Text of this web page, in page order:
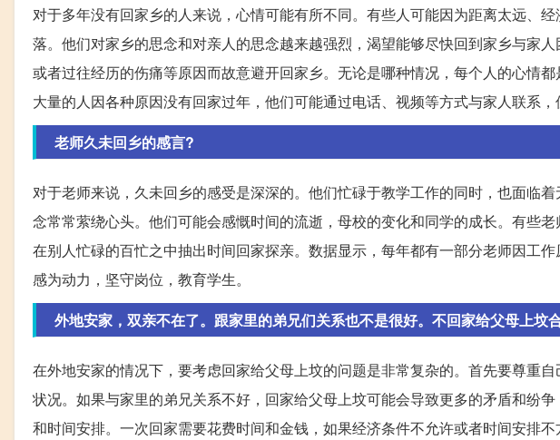
对于多年没有回家乡的人来说，心情可能有所不同。有些人可能因为距离太远、
落。他们对家乡的思念和对亲人的思念越来越强烈，渴望能够尽快回到家乡与家
或者过往经历的伤痛等原因而故意避开回家乡。无论是哪种情况，每个人的心情
大量的人因各种原因没有回家过年，他们可能通过电话、视频等方式与家人联系，
老师久未回乡的感言?
对于老师来说，久未回乡的感受是深深的。他们忙碌于教学工作的同时，也面临
念常常萦绕心头。他们可能会感慨时间的流逝，母校的变化和同学的成长。有些
在别人忙碌的百忙之中抽出时间回家探亲。数据显示，每年都有一部分老师因工
感为动力，坚守岗位，教育学生。
外地安家，双亲不在了。跟家里的弟兄们关系也不是很好。不回家给父母上坟
在外地安家的情况下，要考虑回家给父母上坟的问题是非常复杂的。首先要尊重
状况。如果与家里的弟兄关系不好，回家给父母上坟可能会导致更多的矛盾和纷
和时间安排。一次回家需要花费时间和金钱，如果经济条件不允许或者时间安排